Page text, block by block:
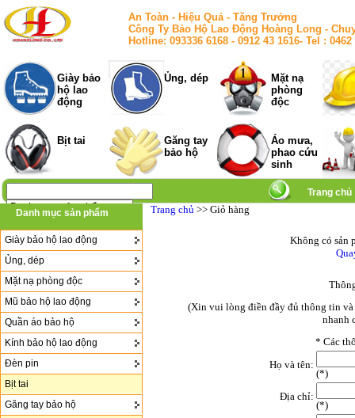
An Toàn - Hiệu Quả - Tăng Trưởng
Công Ty Bảo Hộ Lao Động Hoàng Long -
Hotline: 093336 6168 - 0912 43 1616- Tel :
Giày bảo
hộ lao
động
Ủng, dép
Mặt nạ
phòng
độc
Bịt tai
Găng tay
bảo hộ
Áo mưa,
phao cứu
sinh
Trang chủ
Danh mục sản phẩm
Giày bảo hộ lao động
Ủng, dép
Mặt nạ phòng độc
Mũ bảo hộ lao động
Quần áo bảo hộ
Kính bảo hộ lao động
Đèn pin
Bịt tai
Găng tay bảo hộ
Trang chủ >> Giỏ hàng
Không có sản
(Xin vui lòng điền đầy đủ thông tin
nhanh
* Các
Họ và tên:
(*)
Địa chỉ:
(*)